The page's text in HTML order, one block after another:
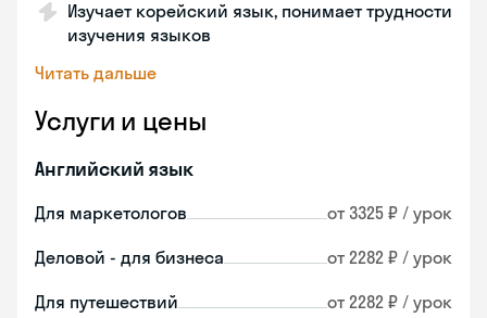
Изучает корейский язык, понимает трудности
изучения языков
Читать дальше
Услуги и цены
Английский язык
Для маркетологов от 3325 ₽ / урок
Деловой - для бизнеса от 2282 ₽ / урок
Для путешествий от 2282 ₽ / урок